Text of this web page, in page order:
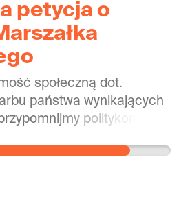
petycja o
społeczną dot.
państwa wynikających
politykom, że
społeczeństwa
interesy za pieniądze